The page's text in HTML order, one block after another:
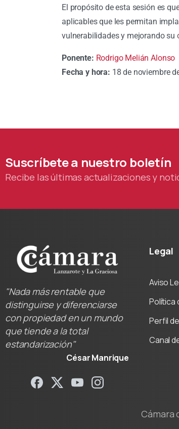
El propósito de esta sesión es
aplicables que les permitan
vulnerabilidades y mejorando su
Ponente: Rodrigo Melián Alonso
Fecha y hora: 18 de noviembre
Suscríbetea nuestro boletín
Recibe las últimas actualizaciones y
"Nada más rentable que
distinguirse y diferenciarse
con propiedad en un mundo
que tiende a la total
estandarización"
César Manrique
Legal
Aviso
Política
Perfil
Canal
Cámara